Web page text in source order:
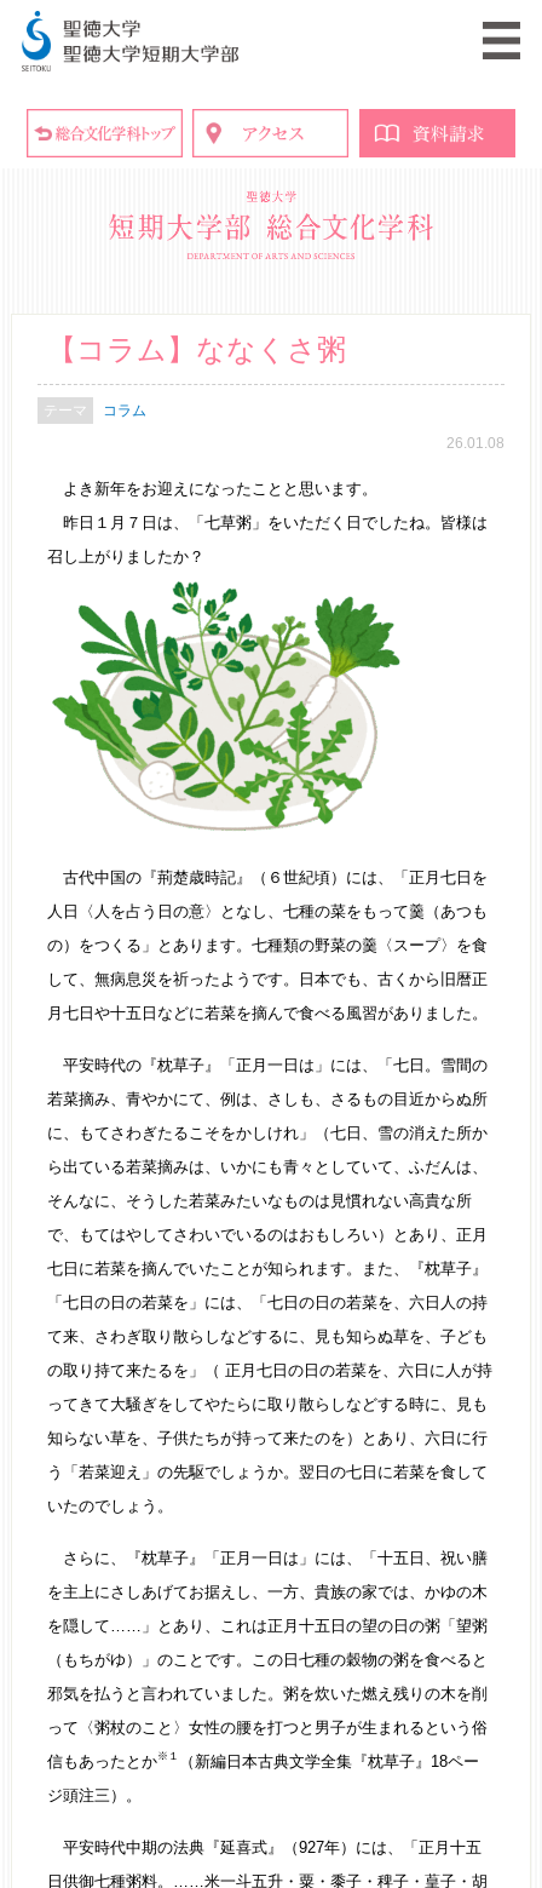
【コラム】ななくさ粥
コラム
26.01.08
よき新年をお迎えになったことと思います。
昨日１月７日は、「七草粥」をいただく日でしたね。皆様は
召し上がりましたか？
古代中国の『荊楚歳時記』（６世紀頃）には、「正月七日を
人日〈人を占う日の意〉となし、七種の菜をもって羹（あつも
の）をつくる」とあります。七種類の野菜の羹〈スープ〉を食
して、無病息災を祈ったようです。日本でも、古くから旧暦正
月七日や十五日などに若菜を摘んで食べる風習がありました。
平安時代の『枕草子』「正月一日は」には、「七日。雪間の
若菜摘み、青やかにて、例は、さしも、さるもの目近からぬ所
に、もてさわぎたるこそをかしけれ」（七日、雪の消えた所か
ら出ている若菜摘みは、いかにも青々としていて、ふだんは、
そんなに、そうした若菜みたいなものは見慣れない高貴な所
で、もてはやしてさわいでいるのはおもしろい）とあり、正月
七日に若菜を摘んでいたことが知られます。また、『枕草子』
「七日の日の若菜を」には、「七日の日の若菜を、六日人の持
て来、さわぎ取り散らしなどするに、見も知らぬ草を、子ども
の取り持て来たるを」（ 正月七日の日の若菜を、六日に人が持
ってきて大騒ぎをしてやたらに取り散らしなどする時に、見も
知らない草を、子供たちが持って来たのを）とあり、六日に行
う「若菜迎え」の先駆でしょうか。翌日の七日に若菜を食して
いたのでしょう。
さらに、『枕草子』「正月一日は」には、「十五日、祝い膳
を主上にさしあげてお据えし、一方、貴族の家では、かゆの木
を隠して……」とあり、これは正月十五日の望の日の粥「望粥
（もちがゆ）」のことです。この日七種の穀物の粥を食べると
邪気を払うと言われていました。粥を炊いた燃え残りの木を削
って〈粥杖のこと〉女性の腰を打つと男子が生まれるという俗
信もあったとか※１
（新編日本古典文学全集『枕草子』18ペー
ジ頭注三）。
平安時代中期の法典『延喜式』（927年）には、「正月十五
日供御七種粥料。……米一斗五升・粟・黍子・稗子・葟子・胡